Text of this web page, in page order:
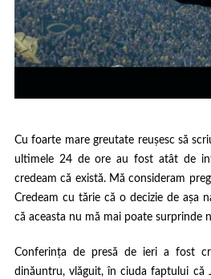
Cu foarte mare greutate reușesc să
ultimele 24 de ore au fost atât de
credeam că există. Mă consideram
Credeam cu tărie că o decizie de așa
că aceasta nu mă mai poate surprinde
Conferința de presă de ieri a fost
dinăuntru, vlăguit, în ciuda faptului că